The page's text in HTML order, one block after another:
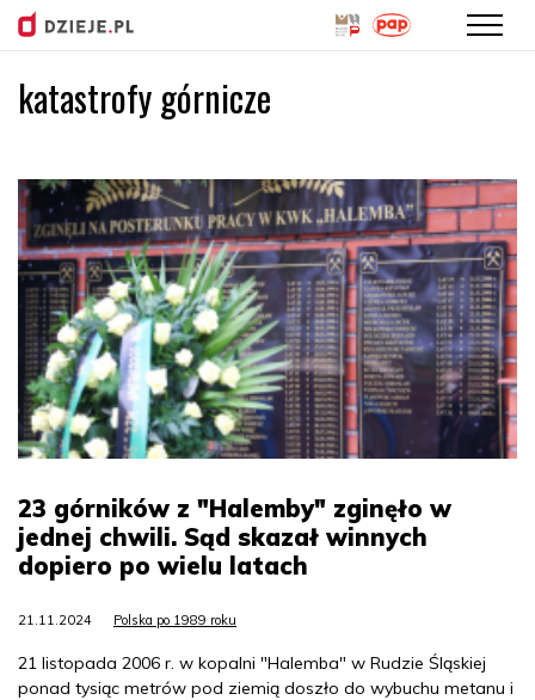
Przejdź
do
katastrofy górnicze
23 górników z "Halemby" zginęło w
jednej chwili. Sąd skazał winnych
dopiero po wielu latach
21.11.2024 Polska po 1989 roku
21 listopada 2006 r. w kopalni "Halemba" w Rudzie Śląskiej
ponad tysiąc metrów pod ziemią doszło do wybuchu metanu i